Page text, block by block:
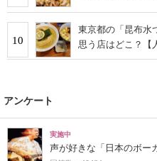
10
東京都の「昆布水
思う店はどこ？【
アンケート
実施中
声が好きな「日本のボー